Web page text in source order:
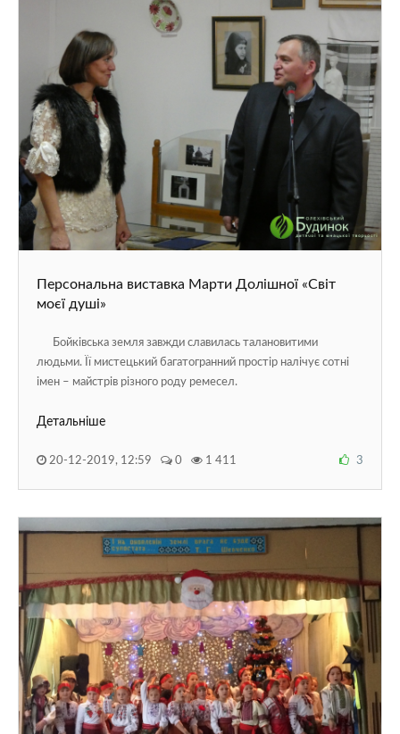
Персональна виставка Марти Долішної «Світ
моєї душі»
Бойківська земля завжди славилась талановитими
людьми. Її мистецький багатогранний простір налічує сотні
імен – майстрів різного роду ремесел.
Детальніше
20-12-2019, 12:59 0 1 411 3